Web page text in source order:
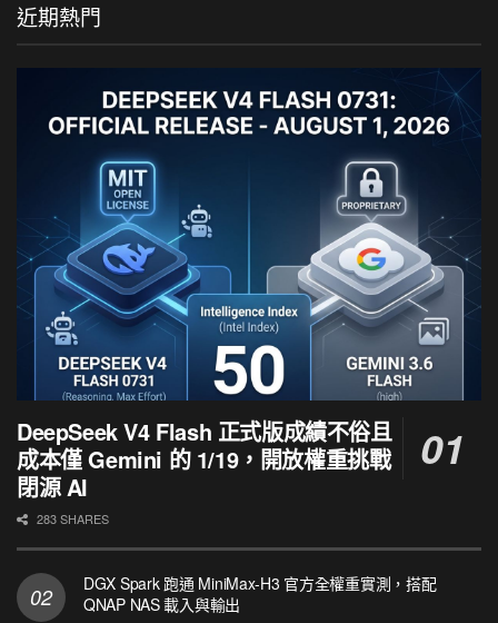
近期熱門
DeepSeek V4 Flash 正式版成績不俗且
成本僅 Gemini 的 1/19，開放權重挑戰
閉源 AI
283 SHARES
DGX Spark 跑通 MiniMax-H3 官方全權重實測，搭配
QNAP NAS 載入與輸出